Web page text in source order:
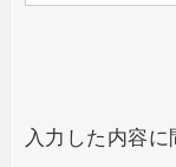
入力した内容に